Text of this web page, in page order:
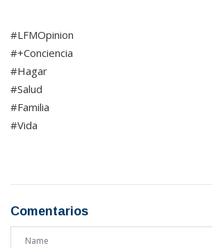
#LFMOpinion
#+Conciencia
#Hagar
#Salud
#Familia
#Vida
Comentarios